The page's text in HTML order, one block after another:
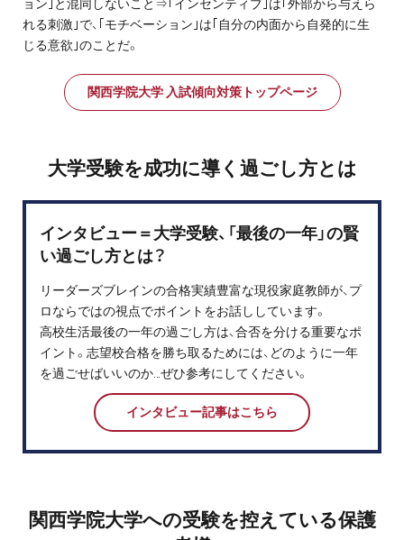
ョン｣と混同しないこと⇒｢インセンティブ｣は｢外部から与えら
れる刺激｣で、｢モチベーション｣は｢自分の内面から自発的に生
じる意欲｣のことだ。
関西学院大学 入試傾向対策トップページ
大学受験を成功に導く過ごし方とは
インタビュー＝大学受験、「最後の一年」の賢
い過ごし方とは？
リーダーズブレインの合格実績豊富な現役家庭教師が、プ
ロならではの視点でポイントをお話ししています。
高校生活最後の一年の過ごし方は、合否を分ける重要なポ
イント。志望校合格を勝ち取るためには、どのように一年
を過ごせばいいのか…ぜひ参考にしてください。
インタビュー記事はこちら
関西学院大学への受験を控えている保護